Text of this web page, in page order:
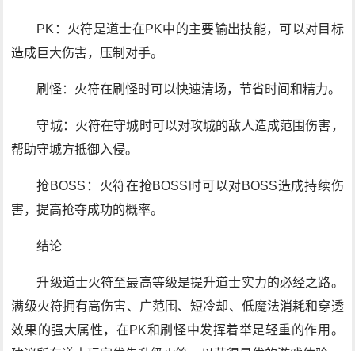
PK：火符是道士在PK中的主要输出技能，可以对目标
造成巨大伤害，压制对手。
刷怪：火符在刷怪时可以快速清场，节省时间和精力。
守城：火符在守城时可以对攻城的敌人造成范围伤害，
帮助守城方抵御入侵。
抢BOSS：火符在抢BOSS时可以对BOSS造成持续伤
害，提高抢夺成功的概率。
结论
升级道士火符至最高等级是提升道士实力的必经之路。
满级火符拥有高伤害、广范围、短冷却、低魔法消耗和穿透
效果的强大属性，在PK和刷怪中发挥着举足轻重的作用。